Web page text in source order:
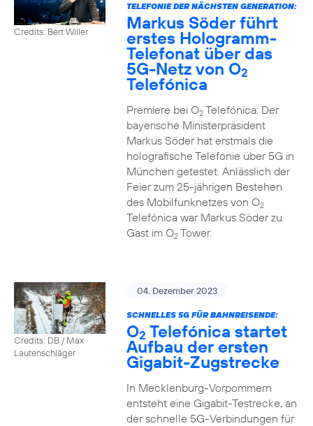
Credits: Bert Willer
TELEFONIE DER NÄCHSTEN GENERATION:
Markus Söder führt
erstes Hologramm-
Telefonat über das
5G-Netz von O2
Telefónica
Premiere bei O2Telefónica: Der
bayerische Ministerpräsident
Markus Söder hat erstmals die
holografische Telefonie über 5G in
München getestet. Anlässlich der
Feier zum 25-jährigen Bestehen
des Mobilfunknetzes von O2
Telefónica war Markus Söder zu
Gast im O2Tower.
Credits: DB / Max
Lautenschläger
04. Dezember 2023
SCHNELLES 5G FÜR BAHNREISENDE:
O2 Telefónica startet
Aufbau der ersten
Gigabit-Zugstrecke
In Mecklenburg-Vorpommern
entsteht eine Gigabit-Testrecke, an
der schnelle 5G-Verbindungen für